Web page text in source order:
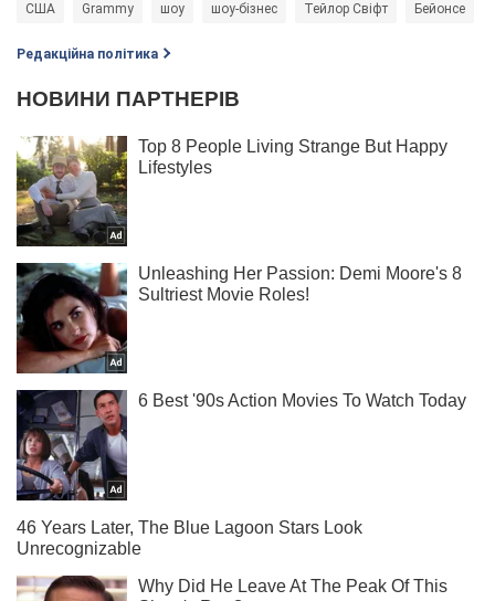
США Grammy шоу шоу-бізнес Тейлор Свіфт Бейонсе
Редакційна політика